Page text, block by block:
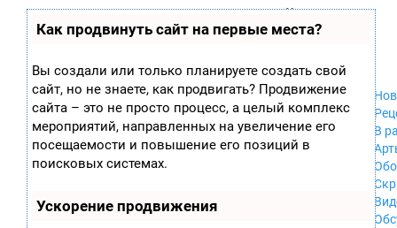
Как продвинуть сайт на первые места?
Вы создали или только планируете создать свой
сайт, но не знаете, как продвигать? Продвижение
сайта – это не просто процесс, а целый комплекс
мероприятий, направленных на увеличение его
посещаемости и повышение его позиций в
поисковых системах.
Ускорение продвижения
играх
П
ла
ф
ор
м
ы
Xbox 360
Xbox
GameCube
PS2
PS3
В